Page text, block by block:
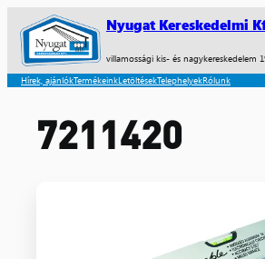
Nyugat Kereskedelmi
villamossági kis- és nagykereskedelem
Hírek, ajánlókTermékeinkLetöltésekTelephelyekRólunk
7211420